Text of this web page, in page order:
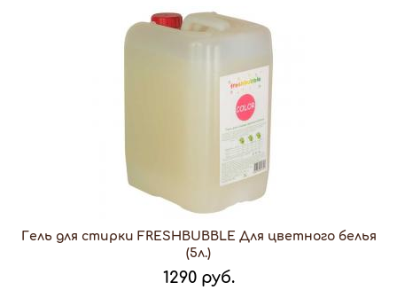
Гель для стирки FRESHBUBBLE Для цветного белья
(5л.)
1290 руб.